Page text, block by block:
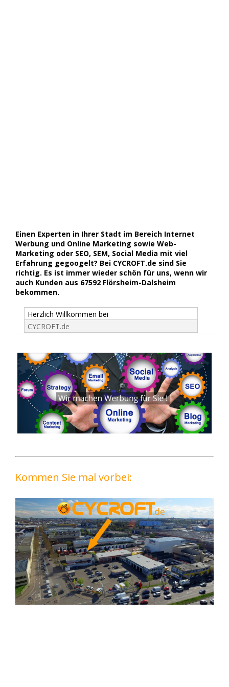
Einen Experten in Ihrer Stadt im Bereich Internet
Werbung und Online Marketing sowie Web-
Marketing oder SEO, SEM, Social Media mit viel
Erfahrung gegoogelt? Bei CYCROFT.de sind Sie
richtig. Es ist immer wieder schön für uns, wenn wir
auch Kunden aus 67592 Flörsheim-Dalsheim
bekommen.
Herzlich Willkommen bei
CYCROFT.de
Kommen Sie mal vorbei: